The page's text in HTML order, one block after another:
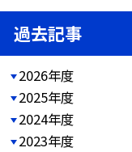
過去記事
2026年度
2025年度
2024年度
2023年度